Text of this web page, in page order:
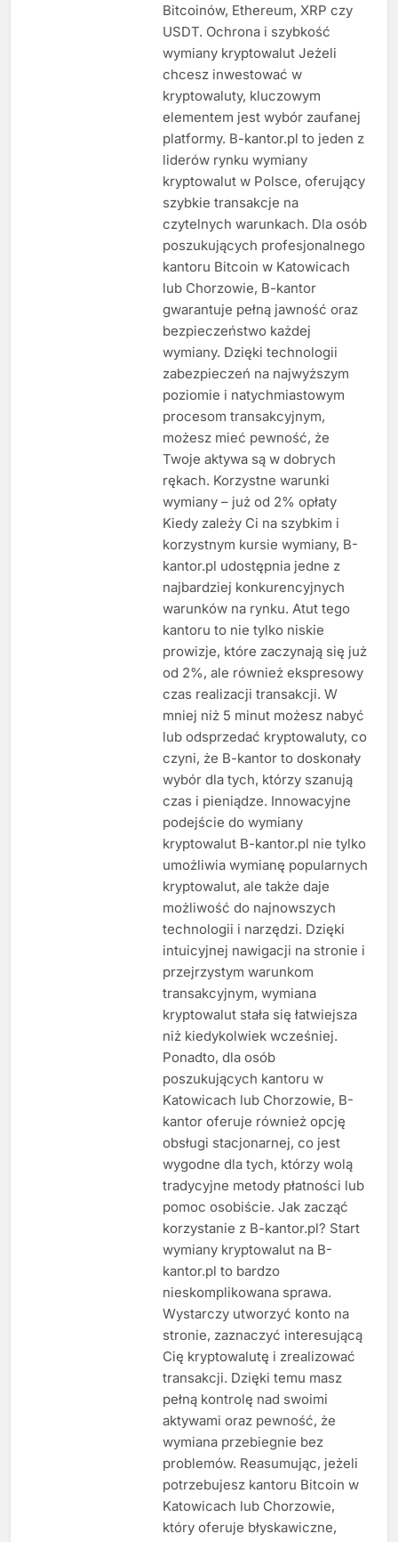
Bitcoinów, Ethereum, XRP czy
USDT. Ochrona i szybkość
wymiany kryptowalut Jeżeli
chcesz inwestować w
kryptowaluty, kluczowym
elementem jest wybór zaufanej
platformy. B-kantor.pl to jeden z
liderów rynku wymiany
kryptowalut w Polsce, oferujący
szybkie transakcje na
czytelnych warunkach. Dla osób
poszukujących profesjonalnego
kantoru Bitcoin w Katowicach
lub Chorzowie, B-kantor
gwarantuje pełną jawność oraz
bezpieczeństwo każdej
wymiany. Dzięki technologii
zabezpieczeń na najwyższym
poziomie i natychmiastowym
procesom transakcyjnym,
możesz mieć pewność, że
Twoje aktywa są w dobrych
rękach. Korzystne warunki
wymiany – już od 2% opłaty
Kiedy zależy Ci na szybkim i
korzystnym kursie wymiany, B-
kantor.pl udostępnia jedne z
najbardziej konkurencyjnych
warunków na rynku. Atut tego
kantoru to nie tylko niskie
prowizje, które zaczynają się już
od 2%, ale również ekspresowy
czas realizacji transakcji. W
mniej niż 5 minut możesz nabyć
lub odsprzedać kryptowaluty, co
czyni, że B-kantor to doskonały
wybór dla tych, którzy szanują
czas i pieniądze. Innowacyjne
podejście do wymiany
kryptowalut B-kantor.pl nie tylko
umożliwia wymianę popularnych
kryptowalut, ale także daje
możliwość do najnowszych
technologii i narzędzi. Dzięki
intuicyjnej nawigacji na stronie i
przejrzystym warunkom
transakcyjnym, wymiana
kryptowalut stała się łatwiejsza
niż kiedykolwiek wcześniej.
Ponadto, dla osób
poszukujących kantoru w
Katowicach lub Chorzowie, B-
kantor oferuje również opcję
obsługi stacjonarnej, co jest
wygodne dla tych, którzy wolą
tradycyjne metody płatności lub
pomoc osobiście. Jak zacząć
korzystanie z B-kantor.pl? Start
wymiany kryptowalut na B-
kantor.pl to bardzo
nieskomplikowana sprawa.
Wystarczy utworzyć konto na
stronie, zaznaczyć interesującą
Cię kryptowalutę i zrealizować
transakcji. Dzięki temu masz
pełną kontrolę nad swoimi
aktywami oraz pewność, że
wymiana przebiegnie bez
problemów. Reasumując, jeżeli
potrzebujesz kantoru Bitcoin w
Katowicach lub Chorzowie,
który oferuje błyskawiczne,